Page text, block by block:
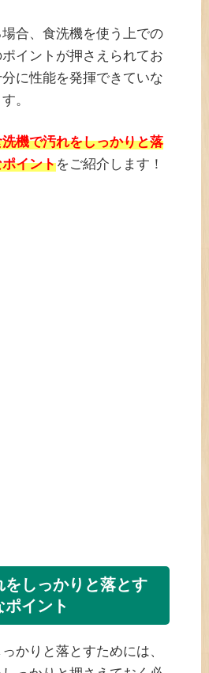
合、食洗機を使う上での
イントが押さえられてお
に性能を発揮できていな
。
機で汚れをしっかりと落
イントをご紹介します！
をしっかりと落とす
ポイント
かりと落とすためには、